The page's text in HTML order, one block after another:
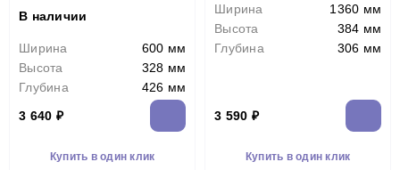
В наличии
Ширина
600 мм
Высота
328 мм
Глубина
426 мм
3 640 ₽
Купить в один клик
Ширина
1360 мм
Высота
384 мм
Глубина
306 мм
3 590 ₽
Купить в один клик